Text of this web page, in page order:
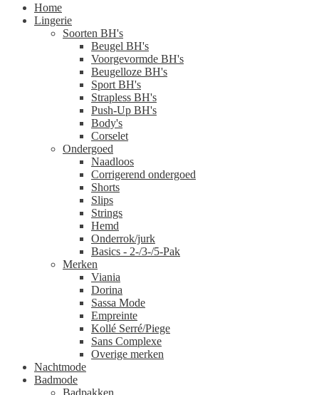
Home
Lingerie
Soorten BH's
Beugel BH's
Voorgevormde BH's
Beugelloze BH's
Sport BH's
Strapless BH's
Push-Up BH's
Body's
Corselet
Ondergoed
Naadloos
Corrigerend ondergoed
Shorts
Slips
Strings
Hemd
Onderrok/jurk
Basics - 2-/3-/5-Pak
Merken
Viania
Dorina
Sassa Mode
Empreinte
Kollé Serré/Piege
Sans Complexe
Overige merken
Nachtmode
Badmode
Badpakken